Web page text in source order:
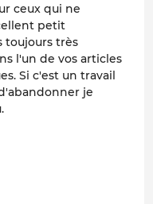
ceux qui ne
petit
toujours très
l'un de vos articles
Si c'est un travail
je